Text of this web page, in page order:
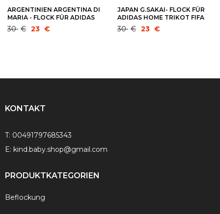
ARGENTINIEN ARGENTINA DI
MARIA - FLOCK FÜR ADIDAS
HOME TRIKOT COPA
AMERICA 2019
30 €
Ursprünglicher
23 €
Aktueller
JAPAN G.SAKAI- FLOCK FÜR
ADIDAS HOME TRIKOT FIFA
WM 2018 - QUALIFIKATION
2020
30 €
Ursprünglicher
23 €
Aktueller
KONTAKT
T: 00491797685343
E: kind.baby.shop@gmail.com
PRODUKTKATEGORIEN
Beflockung